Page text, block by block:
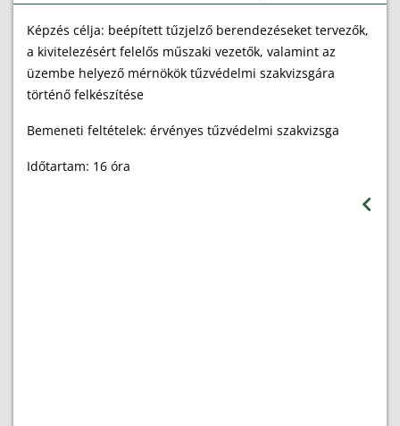
Képzés célja: beépített tűzjelző berendezéseket tervezők,
a kivitelezésért felelős műszaki vezetők, valamint az
üzembe helyező mérnökök tűzvédelmi szakvizsgára
történő felkészítése
Bemeneti feltételek: érvényes tűzvédelmi szakvizsga
Időtartam: 16 óra